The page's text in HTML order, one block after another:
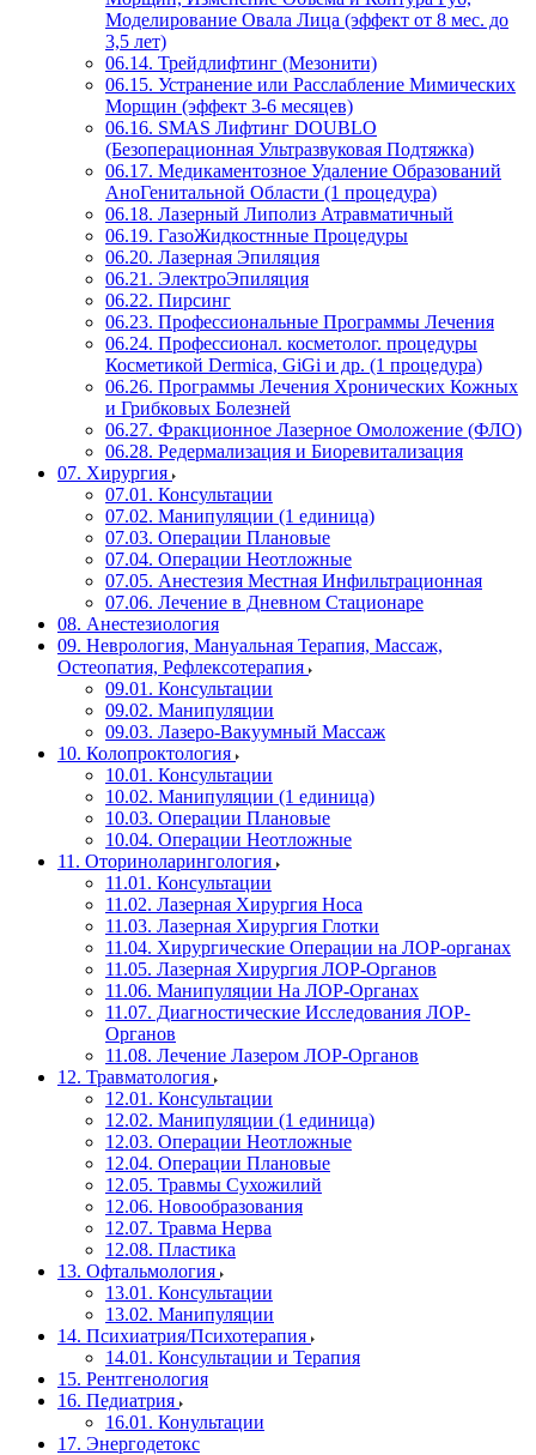
Моделирование Овала Лица (эффект от 8 мес. до
3,5 лет)
06.14. Трейдлифтинг (Мезонити)
06.15. Устранение или Расслабление Мимических
Морщин (эффект 3-6 месяцев)
06.16. SMAS Лифтинг DOUBLO
(Безоперационная Ультразвуковая Подтяжка)
06.17. Медикаментозное Удаление Образований
АноГенитальной Области (1 процедура)
06.18. Лазерный Липолиз Атравматичный
06.19. ГазоЖидкостнные Процедуры
06.20. Лазерная Эпиляция
06.21. ЭлектроЭпиляция
06.22. Пирсинг
06.23. Профессиональные Программы Лечения
06.24. Профессионал. косметолог. процедуры
Косметикой Dermica, GiGi и др. (1 процедура)
06.26. Программы Лечения Хронических Кожных
и Грибковых Болезней
06.27. Фракционное Лазерное Омоложение (ФЛО)
06.28. Редермализация и Биоревитализация
07. Хирургия
07.01. Консультации
07.02. Манипуляции (1 единица)
07.03. Операции Плановые
07.04. Операции Неотложные
07.05. Анестезия Местная Инфильтрационная
07.06. Лечение в Дневном Стационаре
08. Анестезиология
09. Неврология, Мануальная Терапия, Массаж,
Остеопатия, Рефлексотерапия
09.01. Консультации
09.02. Манипуляции
09.03. Лазеро-Вакуумный Массаж
10. Колопроктология
10.01. Консультации
10.02. Манипуляции (1 единица)
10.03. Операции Плановые
10.04. Операции Неотложные
11. Оториноларингология
11.01. Консультации
11.02. Лазерная Хирургия Носа
11.03. Лазерная Хирургия Глотки
11.04. Хирургические Операции на ЛОР-органах
11.05. Лазерная Хирургия ЛОР-Органов
11.06. Манипуляции На ЛОР-Органах
11.07. Диагностические Исследования ЛОР-
Органов
11.08. Лечение Лазером ЛОР-Органов
12. Травматология
12.01. Консультации
12.02. Манипуляции (1 единица)
12.03. Операции Неотложные
12.04. Операции Плановые
12.05. Травмы Сухожилий
12.06. Новообразования
12.07. Травма Нерва
12.08. Пластика
13. Офтальмология
13.01. Консультации
13.02. Манипуляции
14. Психиатрия/Психотерапия
14.01. Консультации и Терапия
15. Рентгенология
16. Педиатрия
16.01. Конультации
17. Энергодетокс